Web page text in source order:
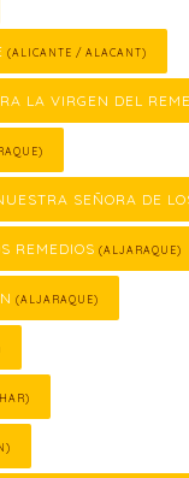
(ALICANTE / ALACANT)
LA VIRGEN DEL
SEÑORA DE
REMEDIOS (ALJARAQUE)
(ALJARAQUE)